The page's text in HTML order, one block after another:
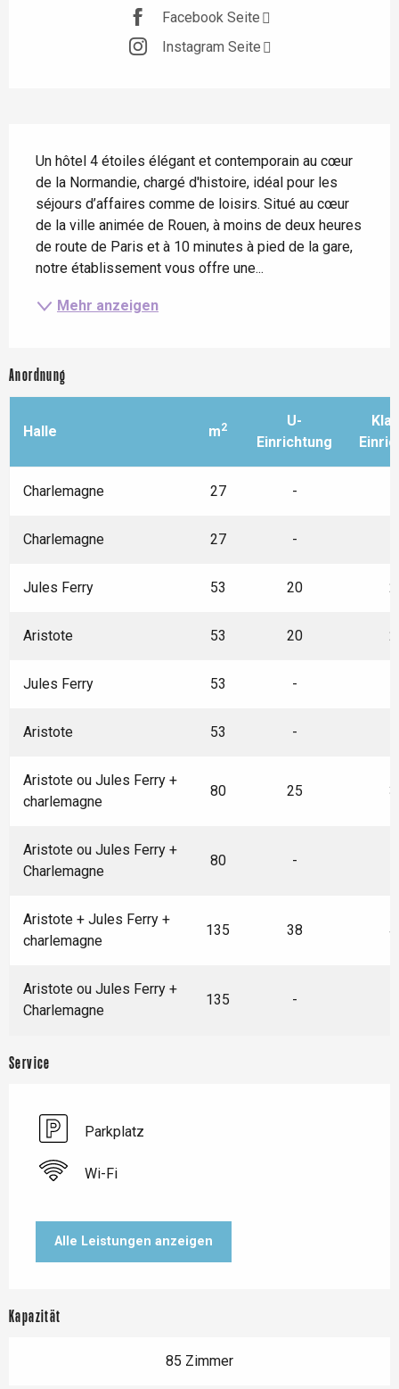
Facebook Seite
Instagram Seite
Un hôtel 4 étoiles élégant et contemporain au cœur
de la Normandie, chargé d'histoire, idéal pour les
séjours d’affaires comme de loisirs. Situé au cœur
de la ville animée de Rouen, à moins de deux heures
de route de Paris et à 10 minutes à pied de la gare,
notre établissement vous offre une...
Mehr anzeigen
Anordnung
Halle m2
U-
Einrichtung
Charlemagne 27 -
Charlemagne 27 -
Jules Ferry 53 20
Aristote 53 20
Jules Ferry 53 -
Aristote 53 -
Aristote ou Jules Ferry +
charlemagne
80 25
Aristote ou Jules Ferry +
Charlemagne
80 -
Aristote + Jules Ferry +
charlemagne
135 38
Aristote ou Jules Ferry +
Charlemagne
135 -
Service
Parkplatz
Wi-Fi
Alle Leistungen anzeigen
Kapazität
85 Zimmer